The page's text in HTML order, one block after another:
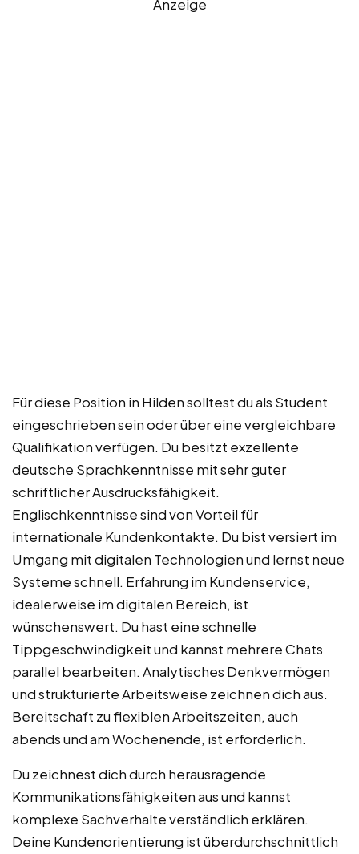
Anzeige
Für diese Position in Hilden solltest du als Student
eingeschrieben sein oder über eine vergleichbare
Qualifikation verfügen. Du besitzt exzellente
deutsche Sprachkenntnisse mit sehr guter
schriftlicher Ausdrucksfähigkeit.
Englischkenntnisse sind von Vorteil für
internationale Kundenkontakte. Du bist versiert im
Umgang mit digitalen Technologien und lernst neue
Systeme schnell. Erfahrung im Kundenservice,
idealerweise im digitalen Bereich, ist
wünschenswert. Du hast eine schnelle
Tippgeschwindigkeit und kannst mehrere Chats
parallel bearbeiten. Analytisches Denkvermögen
und strukturierte Arbeitsweise zeichnen dich aus.
Bereitschaft zu flexiblen Arbeitszeiten, auch
abends und am Wochenende, ist erforderlich.
Du zeichnest dich durch herausragende
Kommunikationsfähigkeiten aus und kannst
komplexe Sachverhalte verständlich erklären.
Deine Kundenorientierung ist überdurchschnittlich